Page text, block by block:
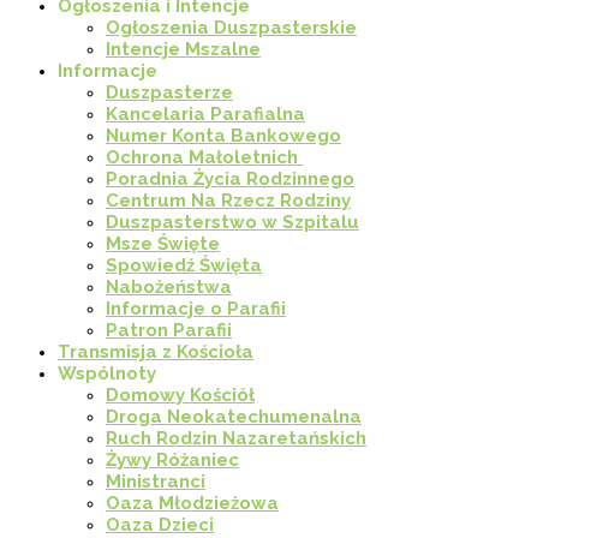
Ogłoszenia i Intencje
Ogłoszenia Duszpasterskie
Intencje Mszalne
Informacje
Duszpasterze
Kancelaria Parafialna
Numer Konta Bankowego
Ochrona Małoletnich
Poradnia Życia Rodzinnego
Centrum Na Rzecz Rodziny
Duszpasterstwo w Szpitalu
Msze Święte
Spowiedź Święta
Nabożeństwa
Informacje o Parafii
Patron Parafii
Transmisja z Kościoła
Wspólnoty
Domowy Kościół
Droga Neokatechumenalna
Ruch Rodzin Nazaretańskich
Żywy Różaniec
Ministranci
Oaza Młodzieżowa
Oaza Dzieci